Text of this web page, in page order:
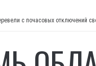
с почасовых отключений